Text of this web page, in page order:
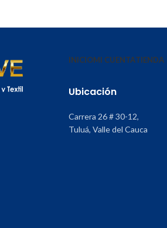
INICIOMI CUENTATIENDA
Ubicación
Carrera 26 # 30-12,
Tuluá, Valle del Cauca